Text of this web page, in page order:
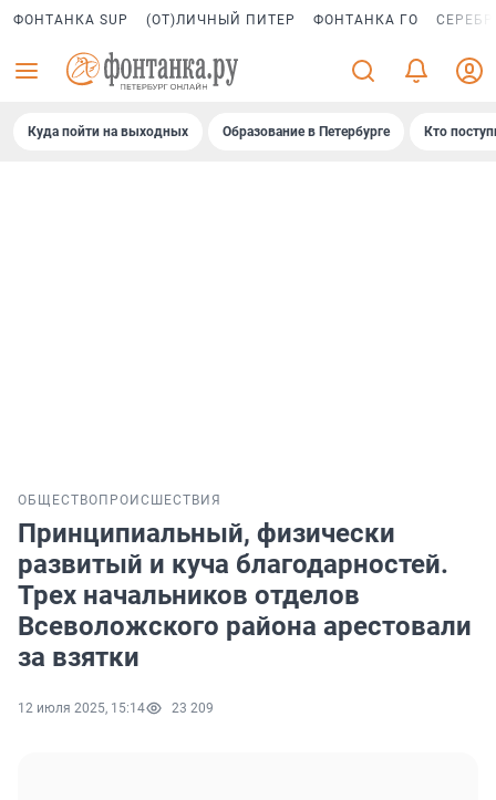
ФОНТАНКА SUP (ОТ)ЛИЧНЫЙ ПИТЕР ФОНТАНКА ГО
Куда пойти на выходных Образование в Петербурге Кто
ОБЩЕСТВО ПРОИСШЕСТВИЯ
Принципиальный, физически
развитый и куча благодарностей.
Трех начальников отделов
Всеволожского района арестовали
за взятки
12 июля 2025, 15:14 23 209